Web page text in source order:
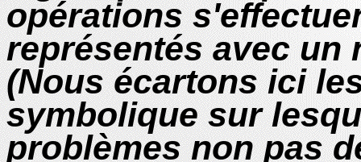
opérations
représentés avec un
(Nous écartons ici
symbolique sur
problèmes non pas